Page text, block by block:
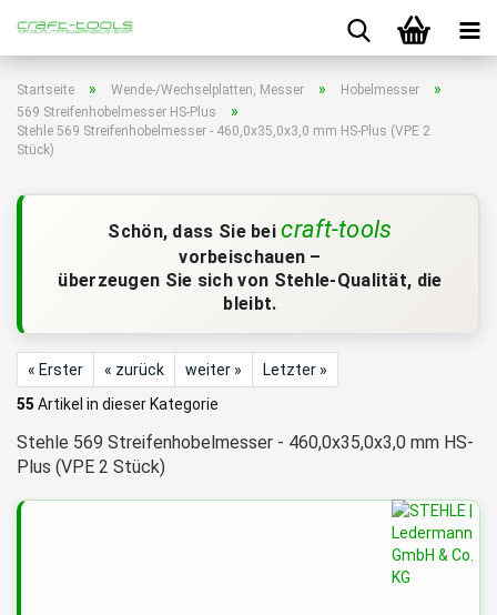
Startseite » Wende-/Wechselplatten, Messer » Hobelmesser »
569 Streifenhobelmesser HS-Plus »
Stehle 569 Streifenhobelmesser - 460,0x35,0x3,0 mm HS-Plus (VPE 2
Stück)
Schön, dass Sie beicraft-tools
vorbeischauen –
überzeugen Sie sich von Stehle-Qualität, die
bleibt.
« Erster « zurück weiter »
Letzter »
55 Artikel in dieser Kategorie
Stehle 569 Streifenhobelmesser - 460,0x35,0x3,0 mm HS-
Plus (VPE 2 Stück)